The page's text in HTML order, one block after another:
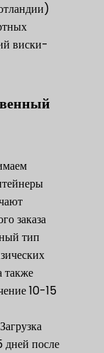
виски-
заказа
тип
также
10-15
дней после